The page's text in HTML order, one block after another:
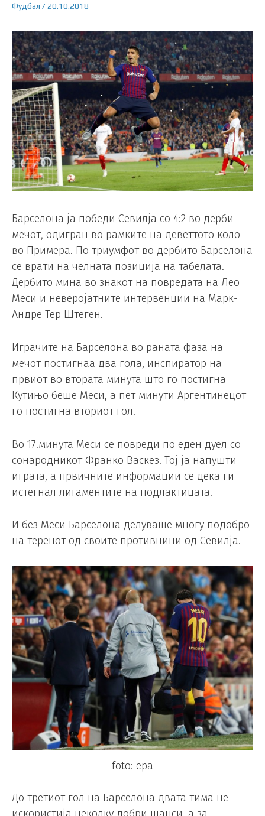
Фудбал /20.10.2018
Барселона ја победи Севилја со 4:2 во дерби
мечот, одигран во рамките на деветтото коло
во Примера. По триумфот во дербито Барселона
се врати на челната позиција на табелата.
Дербито мина во знакот на повредата на Лео
Меси и неверојатните интервенции на Марк-
Андре Тер Штеген.
Играчите на Барселона во раната фаза на
мечот постигнаа два гола, инспиратор на
првиот во втората минута што го постигна
Кутињо беше Меси, а пет минути Аргентинецот
го постигна вториот гол.
Во 17.минута Меси се повреди по еден дуел со
сонародникот Франко Васкез. Тој ја напушти
играта, а првичните информации се дека ги
истегнал лигаментите на подлактицата.
И без Меси Барселона делуваше многу подобро
на теренот од своите противници од Севилја.
foto: epa
До третиот гол на Барселона двата тима не